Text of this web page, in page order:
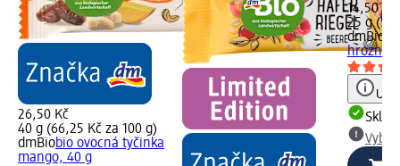
26,50 Kč
40 g (66,25 Kč za 100 g)
dmBiobio ovocná tyčinka
mango, 40 g
14,50 Kč
25 g
dmBio